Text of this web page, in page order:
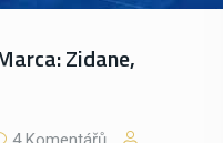
Zidane,